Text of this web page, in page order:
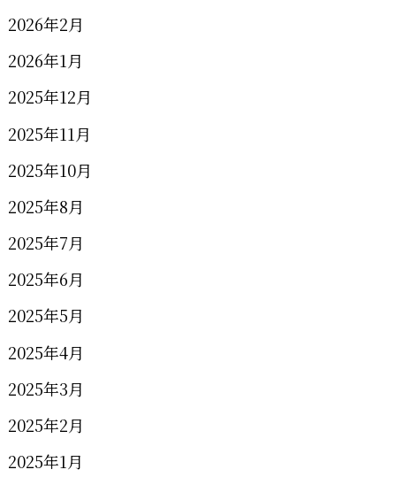
2026年2月
2026年1月
2025年12月
2025年11月
2025年10月
2025年8月
2025年7月
2025年6月
2025年5月
2025年4月
2025年3月
2025年2月
2025年1月